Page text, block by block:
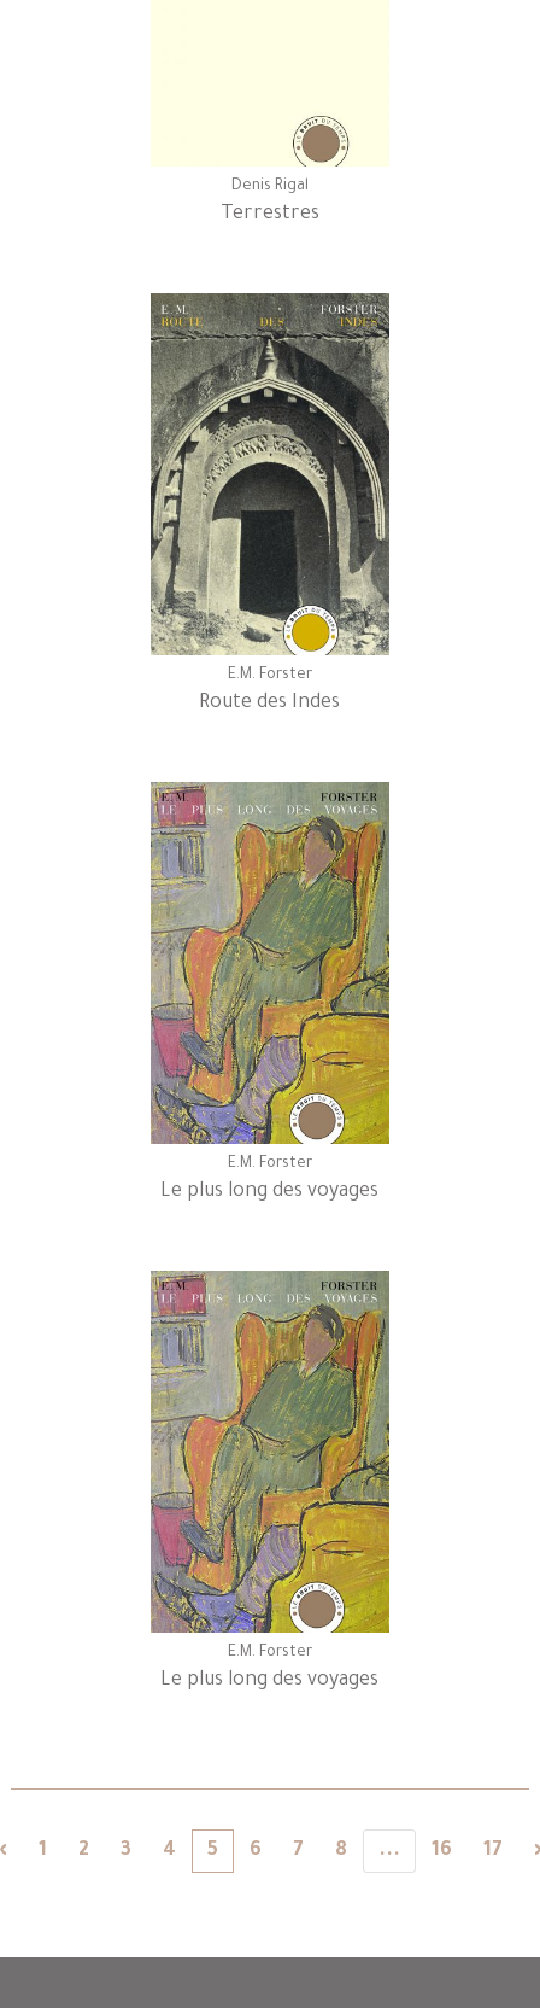
Denis Rigal
Terrestres
E.M. Forster
Route des Indes
E.M. Forster
Le plus long des voyages
E.M. Forster
Le plus long des voyages
1 2 3 4 5 6 7 8 ... 16 17